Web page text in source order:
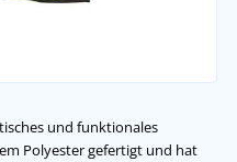
und funktionales
Polyester gefertigt und hat